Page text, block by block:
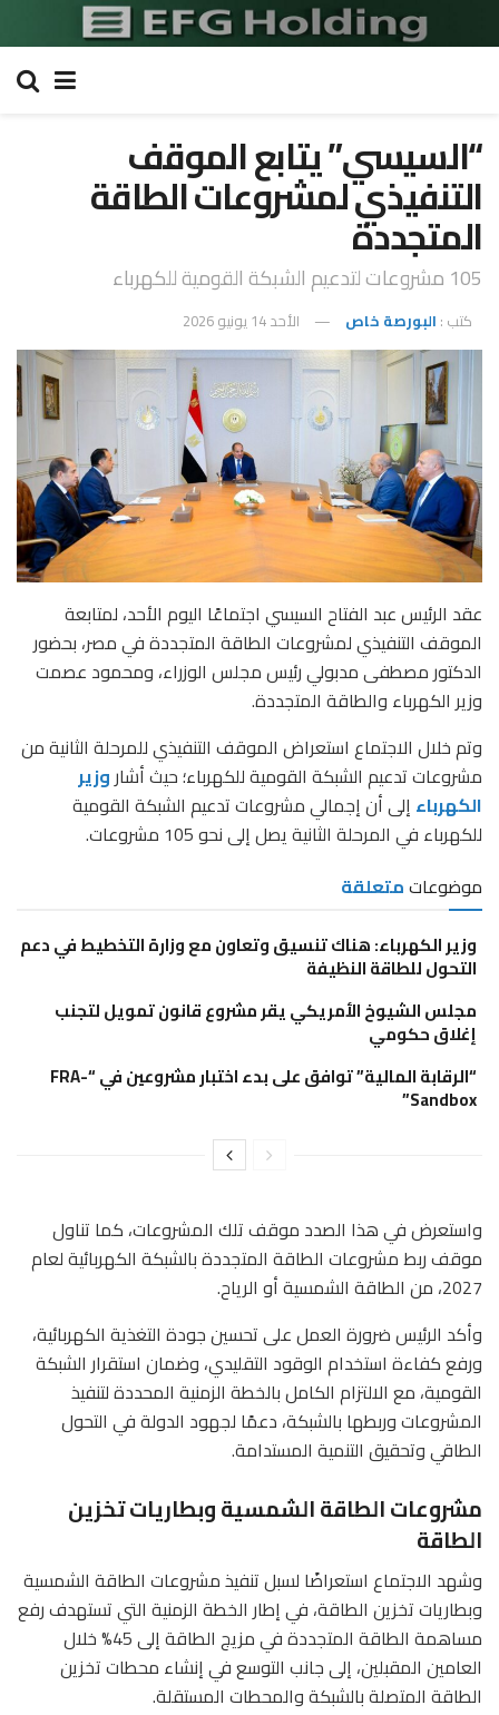
“السيسي” يتابع الموقف
التنفيذي لمشروعات الطاقة
المتجددة
105 مشروعات لتدعيم الشبكة القومية للكهرباء
كتب : البورصة خاص الأحد 14 يونيو 2026
عقد الرئيس عبد الفتاح السيسي اجتماعًا اليوم الأحد، لمتابعة
الموقف التنفيذي لمشروعات الطاقة المتجددة في مصر، بحضور
الدكتور مصطفى مدبولي رئيس مجلس الوزراء، ومحمود عصمت
وزير الكهرباء والطاقة المتجددة.
وتم خلال الاجتماع استعراض الموقف التنفيذي للمرحلة الثانية من
مشروعات تدعيم الشبكة القومية للكهرباء؛ حيث أشاروزير
الكهرباء إلى أن إجمالي مشروعات تدعيم الشبكة القومية
للكهرباء في المرحلة الثانية يصل إلى نحو 105 مشروعات.
موضوعاتمتعلقة
وزير الكهرباء: هناك تنسيق وتعاون مع وزارة التخطيط في دعم
التحول للطاقة النظيفة
مجلس الشيوخ الأمريكي يقر مشروع قانون تمويل لتجنب
إغلاق حكومي
“الرقابة المالية” توافق على بدء اختبار مشروعين في “FRA-
Sandbox”
واستعرض في هذا الصدد موقف تلك المشروعات، كما تناول
موقف ربط مشروعات الطاقة المتجددة بالشبكة الكهربائية لعام
2027، من الطاقة الشمسية أو الرياح.
وأكد الرئيس ضرورة العمل على تحسين جودة التغذية الكهربائية،
ورفع كفاءة استخدام الوقود التقليدي، وضمان استقرار الشبكة
القومية، مع الالتزام الكامل بالخطة الزمنية المحددة لتنفيذ
المشروعات وربطها بالشبكة، دعمًا لجهود الدولة في التحول
الطاقي وتحقيق التنمية المستدامة.
مشروعات الطاقة الشمسية وبطاريات تخزين
الطاقة
وشهد الاجتماع استعراضًا لسبل تنفيذ مشروعات الطاقة الشمسية
وبطاريات تخزين الطاقة، في إطار الخطة الزمنية التي تستهدف رفع
مساهمة الطاقة المتجددة في مزيج الطاقة إلى 45% خلال
العامين المقبلين، إلى جانب التوسع في إنشاء محطات تخزين
الطاقة المتصلة بالشبكة والمحطات المستقلة.